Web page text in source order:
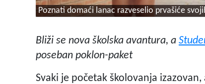
Poznati domaći lanac razveselio prvašiće
Bliži se nova školska avantura, a
poseban poklon-paket
Svaki je početak školovanja